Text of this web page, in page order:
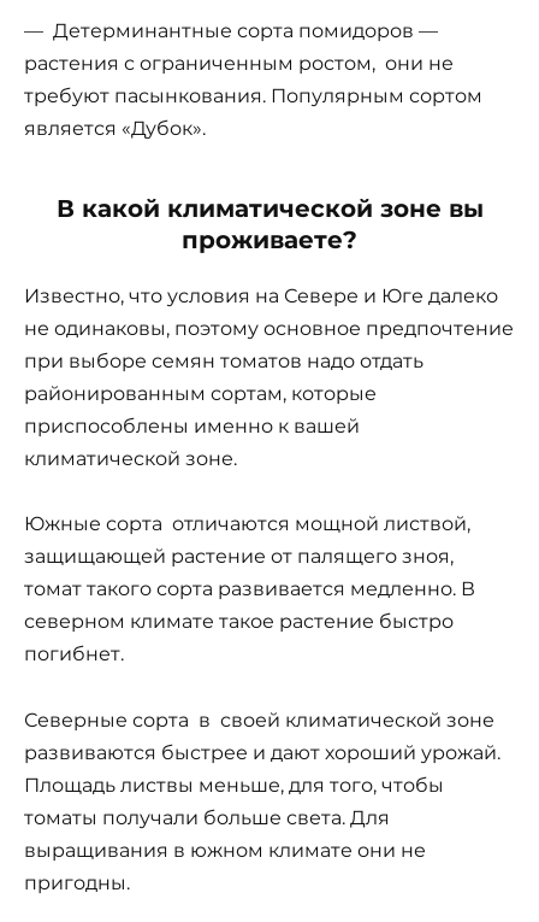
— Детерминантные сорта помидоров —
растения с ограниченным ростом, они не
требуют пасынкования. Популярным сортом
является «Дубок».
В какой климатической зоне вы
проживаете?
Известно, что условия на Севере и Юге далеко
не одинаковы, поэтому основное предпочтение
при выборе семян томатов надо отдать
районированным сортам, которые
приспособлены именно к вашей
климатической зоне.
Южные сорта отличаются мощной листвой,
защищающей растение от палящего зноя,
томат такого сорта развивается медленно. В
северном климате такое растение быстро
погибнет.
Северные сорта в своей климатической зоне
развиваются быстрее и дают хороший урожай.
Площадь листвы меньше, для того, чтобы
томаты получали больше света. Для
выращивания в южном климате они не
пригодны.